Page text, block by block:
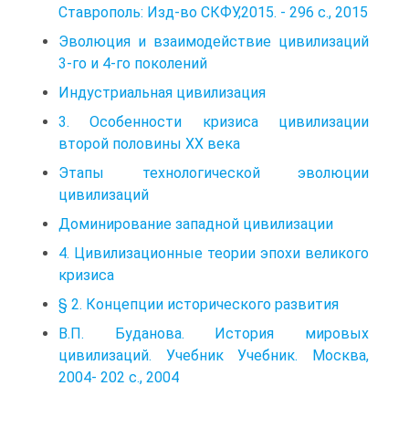
Ставрополь: Изд-во СКФУ,2015. - 296 с., 2015
Эволюция и взаимодействие цивилизаций
3-го и 4-го поколений
Индустриальная цивилизация
3. Особенности кризиса цивилизации
второй половины XX века
Этапы технологической эволюции
цивилизаций
Доминирование западной цивилизации
4. Цивилизационные теории эпохи великого
кризиса
§ 2. Концепции исторического развития
В.П. Буданова. История мировых
цивилизаций. Учебник Учебник. Москва,
2004- 202 с., 2004